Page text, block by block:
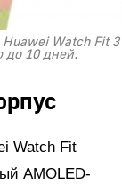
Watch Fit 3
до 10 дней.
Watch Fit
AMOLED-